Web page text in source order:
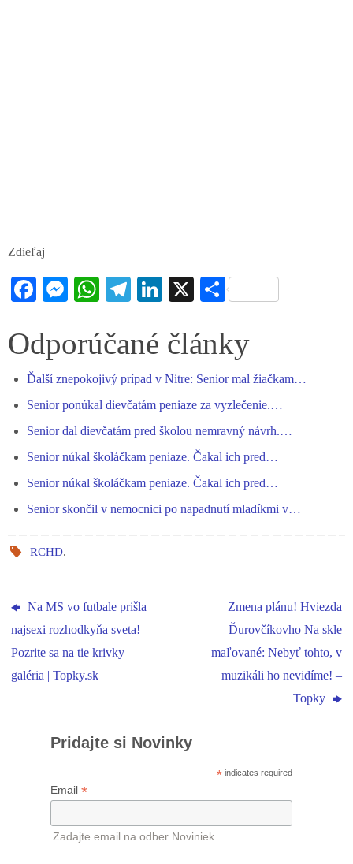
Zdieľaj
Fa
bo
ok
M
se
er
W
ts
pp
Te
gr
m
Li
ed
X S
re
Odporúčané články
Ďalší znepokojivý prípad v Nitre: Senior mal žiačkam…
Senior ponúkal dievčatám peniaze za vyzlečenie.…
Senior dal dievčatám pred školou nemravný návrh.…
Senior núkal školáčkam peniaze. Čakal ich pred…
Senior núkal školáčkam peniaze. Čakal ich pred…
Senior skončil v nemocnici po napadnutí mladíkmi v…
RCHD.
Na MS vo futbale prišla
najsexi rozhodkyňa sveta!
Pozrite sa na tie krivky –
galéria | Topky.sk
Zmena plánu! Hviezda
Ďurovčíkovho Na skle
maľované: Nebyť tohto, v
muzikáli ho nevidíme! –
Topky
Pridajte si Novinky
* indicates required
Email *
Zadajte email na odber Noviniek.